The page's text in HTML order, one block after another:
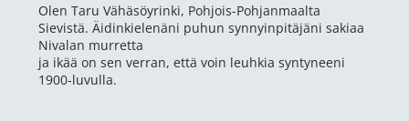
Olen Taru Vähäsöyrinki, Pohjois-Pohjanmaalta
Sievistä. Äidinkielenäni puhun synnyinpitäjäni sakiaa
Nivalan murretta
ja ikää on sen verran, että voin leuhkia syntyneeni
1900-luvulla.